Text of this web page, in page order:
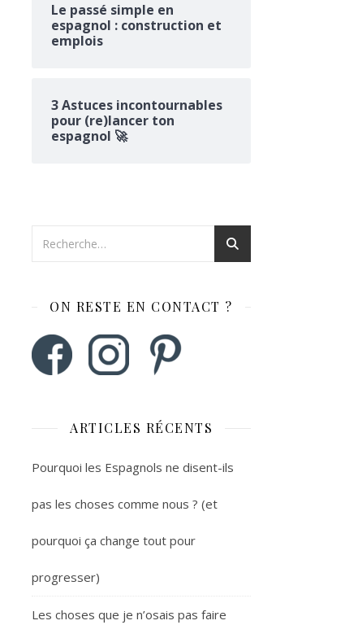
Le passé simple en
espagnol : construction et
emplois
3 Astuces incontournables
pour (re)lancer ton
espagnol 🚀
ON RESTE EN CONTACT ?
ARTICLES RÉCENTS
Pourquoi les Espagnols ne disent-ils
pas les choses comme nous ? (et
pourquoi ça change tout pour
progresser)
Les choses que je n’osais pas faire